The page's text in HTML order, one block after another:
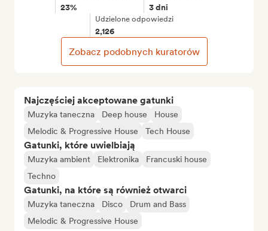
Najczęściej akceptowane gatunki
Muzyka taneczna Deep house
House
Melodic & Progressive House
Tech House
Gatunki, które uwielbiają
Muzyka ambient Elektronika
Francuski house
Techno
Gatunki, na które są również otwarci
Muzyka taneczna Disco
Drum and Bass
Melodic & Progressive House
23% 3 dni
Udzielone odpowiedzi
2,126
Zobacz podobnych kuratorów